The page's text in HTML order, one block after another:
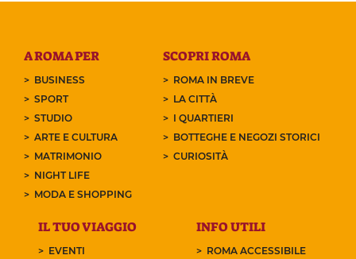
A ROMA PER
BUSINESS
SPORT
STUDIO
ARTE E CULTURA
MATRIMONIO
NIGHT LIFE
MODA E SHOPPING
SCOPRI ROMA
ROMA IN BREVE
LA CITTÀ
I QUARTIERI
BOTTEGHE E NEGOZI STORICI
CURIOSITÀ
IL TUO VIAGGIO
EVENTI
INFO UTILI
ROMA ACCESSIBILE